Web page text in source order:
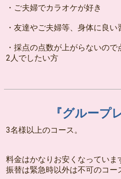
・ご夫婦でカラオケが好き
・友達やご夫婦等、身体に良
・採点の点数が上がらないの
2人でしたい方
『グループ
3名様以上のコース。
料金はかなりお安くなってい
振替は緊急時以外は不可のコー